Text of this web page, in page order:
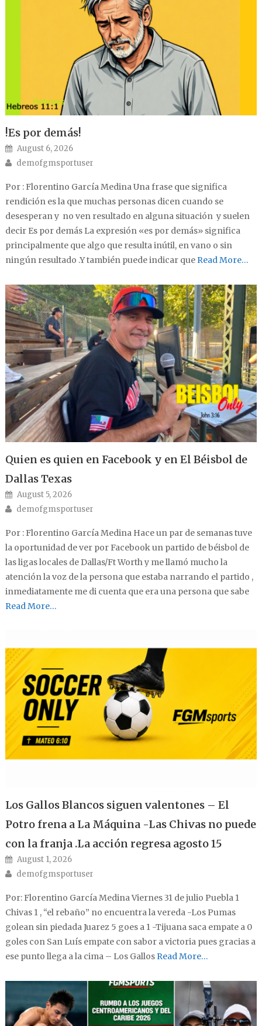
!Es por demás!
Posted on
August 6, 2026
Author
demofgmsportuser
Por : Florentino García Medina Una frase que significa
rendición es la que muchas personas dicen cuando se
desesperan y no ven resultado en alguna situación y suelen
decir Es por demás La expresión «es por demás» significa
principalmente que algo que resulta inútil, en vano o sin
ningún resultado .Y también puede indicar queRead More…
Quien es quien en Facebook y en El Béisbol de
Dallas Texas
Posted on
August 5, 2026
Author
demofgmsportuser
Por : Florentino García Medina Hace un par de semanas tuve
la oportunidad de ver por Facebook un partido de béisbol de
las ligas locales de Dallas/Ft Worth y me llamó mucho la
atención la voz de la persona que estaba narrando el partido ,
inmediatamente me di cuenta que era una persona que sabe
Read More…
Los Gallos Blancos siguen valentones – El
Potro frena a La Máquina -Las Chivas no puede
con la franja .La acción regresa agosto 15
Posted on
August 1, 2026
Author
demofgmsportuser
Por: Florentino García Medina Viernes 31 de julio Puebla 1
Chivas 1 , “el rebaño” no encuentra la vereda -Los Pumas
golean sin piedada Juarez 5 goes a 1 -Tijuana saca empate a 0
goles con San Luís empate con sabor a victoria pues gracias a
ese punto llega a la cima – Los GallosRead More…